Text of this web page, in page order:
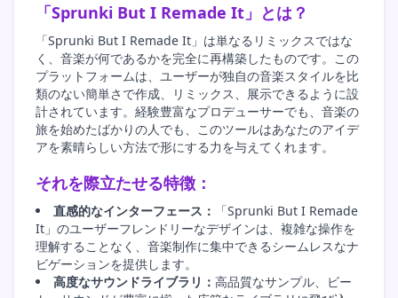
「Sprunki But I Remade It」とは？
「Sprunki But I Remade It」は単なるリミックスではな
く、音楽が何であるかを完全に再構築したものです。この
プラットフォームは、ユーザーが独自の音楽スタイルを比
類のない簡単さで作成、リミックス、展示できるように設
計されています。経験豊富なプロデューサーでも、音楽の
旅を始めたばかりの人でも、このツールはあなたのアイデ
アを素晴らしい方法で形にする力を与えてくれます。
それを際立たせる特徴：
直感的なインターフェース：
「Sprunki But I Remade
It」のユーザーフレンドリーなデザインは、複雑な操作を
理解することなく、音楽制作に集中できるシームレスなナ
ビゲーションを提供します。
高度なサウンドライブラリ： 高品質なサンプル、ビー